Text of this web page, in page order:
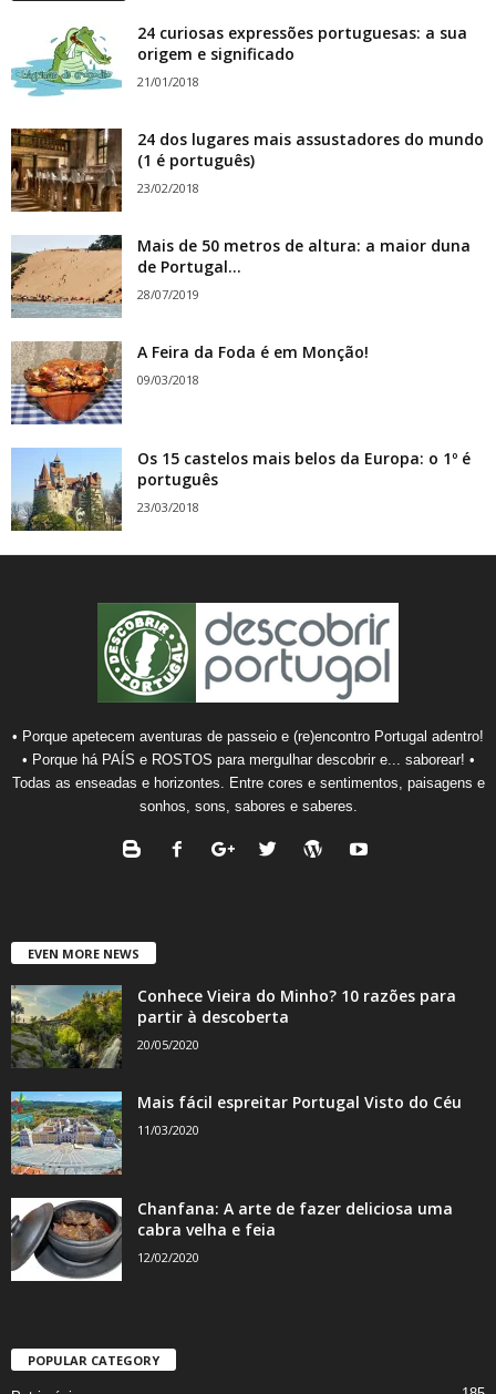
24 curiosas expressões portuguesas: a sua
origem e significado
21/01/2018
24 dos lugares mais assustadores do mundo
(1 é português)
23/02/2018
Mais de 50 metros de altura: a maior duna
de Portugal...
28/07/2019
A Feira da Foda é em Monção!
09/03/2018
Os 15 castelos mais belos da Europa: o 1º é
português
23/03/2018
• Porque apetecem aventuras de passeio e (re)encontro Portugal adentro!
• Porque há PAÍS e ROSTOS para mergulhar descobrir e... saborear! •
Todas as enseadas e horizontes. Entre cores e sentimentos, paisagens e
sonhos, sons, sabores e saberes.
EVEN MORE NEWS
Conhece Vieira do Minho? 10 razões para
partir à descoberta
20/05/2020
Mais fácil espreitar Portugal Visto do Céu
11/03/2020
Chanfana: A arte de fazer deliciosa uma
cabra velha e feia
12/02/2020
POPULAR CATEGORY